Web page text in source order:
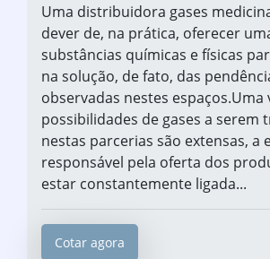
Uma distribuidora gases
dever de, na prática, oferecer
substâncias químicas e físicas
na solução, de fato, das
observadas nestes espaços.Uma
possibilidades de gases a serem
nestas parcerias são extensas, a
responsável pela oferta dos
estar constantemente ligada...
Cotar agora